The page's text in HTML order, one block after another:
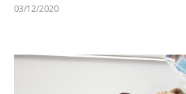
03/12/2020